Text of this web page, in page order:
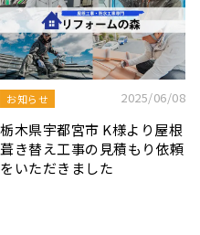
令和7年度 結婚新生活支援補
助金が実施されます！